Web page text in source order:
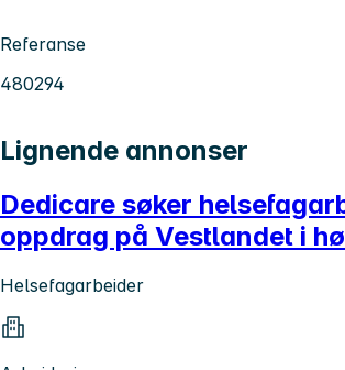
Referanse
480294
Lignende annonser
Dedicare søker
oppdrag på Vestlandet i
Helsefagarbeider